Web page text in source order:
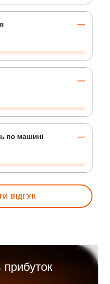
—
—
по машині —
ВІДГУК
прибуток